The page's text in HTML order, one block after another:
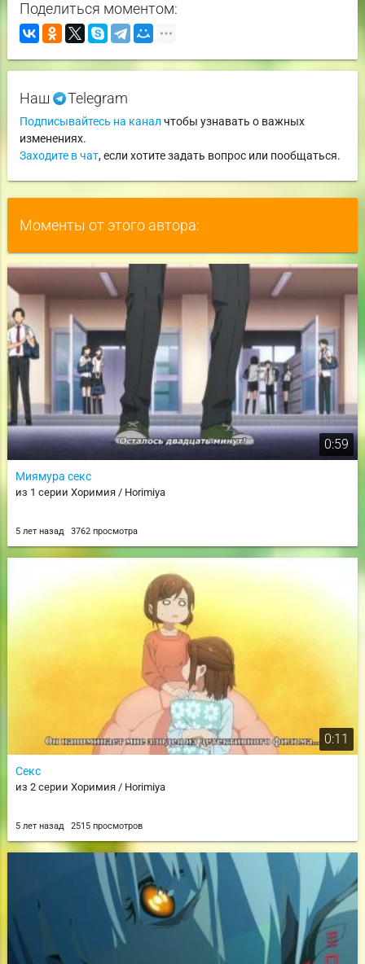
Поделиться моментом:
Наш Telegram
Подписывайтесь на канал чтобы узнавать о важных
изменениях.
Заходите в чат, если хотите задать вопрос или пообщаться.
Моменты от этого автора:
0:59
Миямура секс
из 1 серии Хоримия / Horimiya
5 лет назад 3762 просмотра
0:11
Секс
из 2 серии Хоримия / Horimiya
5 лет назад 2515 просмотров